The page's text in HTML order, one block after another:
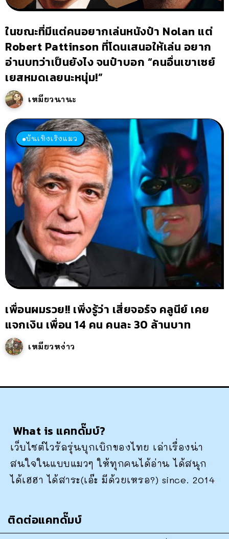
ในขณะที่มีแต่คนอยากเล่นหนังป๋า Nolan แต่
Robert Pattinson ที่โดนเสนอให้เล่น อยาก
อ่านบทว่าเป็นยังไง จนป๋าบอก “คนอื่นเขาเซย์
เยสหมดเลยนะหนุ่ม!”
เหมียวนานะ
บันเทิงเริงแมว
เพื่อนผมรวย!! เพิ่งรู้ว่า เสี่ยจอร์จ คลูนีย์ เคย
แจกเงิน เพื่อน 14 คน คนละ 30 ล้านบาท
เหมียวหง่าว
What is แคทดั๊มบ์?
เว็บไซต์ไวรัลรุ่นบุกเบิกของไทย เล่าเรื่องน่า
สนใจในแบบแมวๆ ให้ทุกคนได้อ่าน ได้สนุก
ได้เฮฮา ได้สาระ(เอ๊ะ มีด้วยเหรอ?) since. 2014
ติดต่อแคทดั๊มบ์